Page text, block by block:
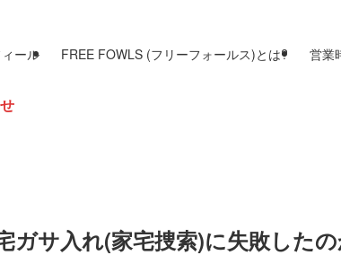
ール FREE FOWLS (フリーフォールス)とは? 営業
ガサ入れ(家宅捜索)に失敗した